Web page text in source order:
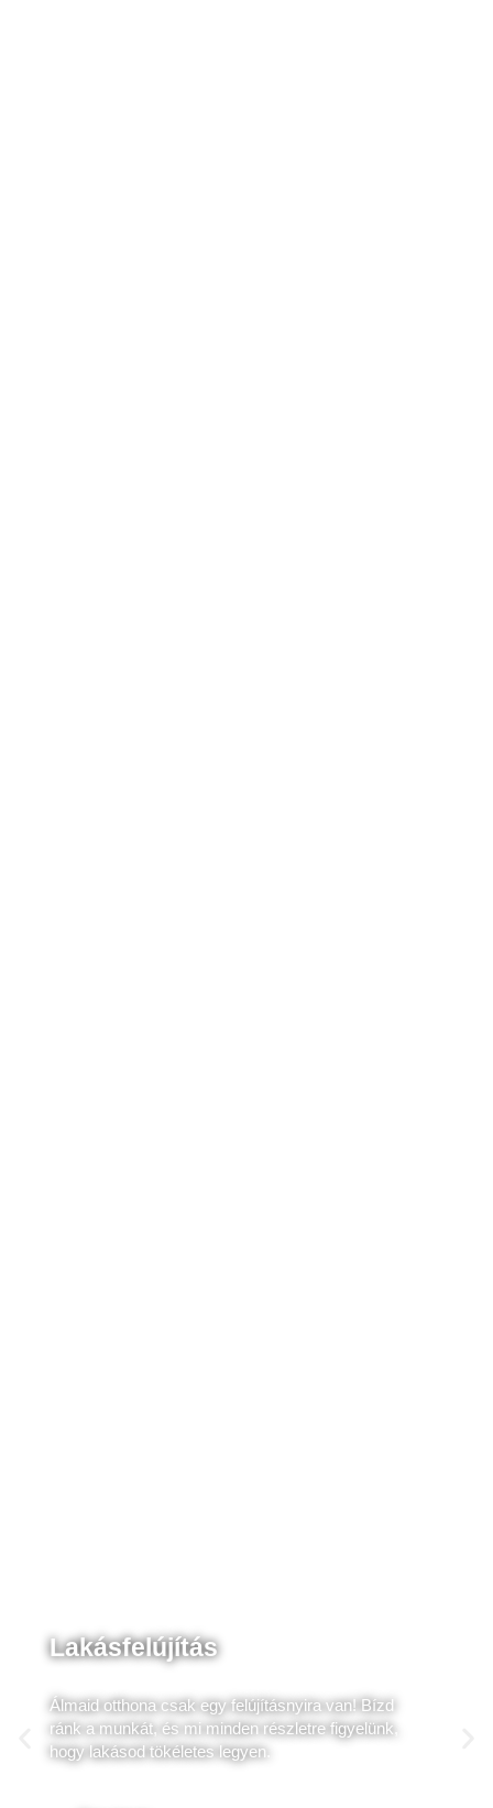
Lakásfelújítás
Álmaid otthona csak egy felújításnyira van! Bízd
ránk a munkát, és mi minden részletre figyelünk,
hogy lakásod tökéletes legyen.